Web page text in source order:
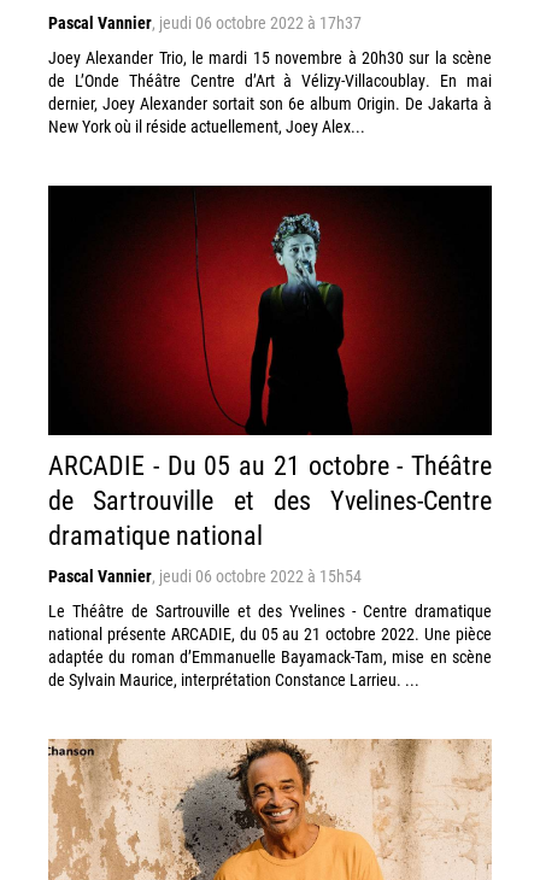
Pascal Vannier, jeudi 06 octobre 2022 à 17h37
Joey Alexander Trio, le mardi 15 novembre à 20h30 sur la scène
de L’Onde Théâtre Centre d’Art à Vélizy-Villacoublay. En mai
dernier, Joey Alexander sortait son 6e album Origin. De Jakarta à
New York où il réside actuellement, Joey Alex...
ARCADIE - Du 05 au 21 octobre - Théâtre
de Sartrouville et des Yvelines-Centre
dramatique national
Pascal Vannier, jeudi 06 octobre 2022 à 15h54
Le Théâtre de Sartrouville et des Yvelines - Centre dramatique
national présente ARCADIE, du 05 au 21 octobre 2022. Une pièce
adaptée du roman d’Emmanuelle Bayamack-Tam, mise en scène
de Sylvain Maurice, interprétation Constance Larrieu. ...